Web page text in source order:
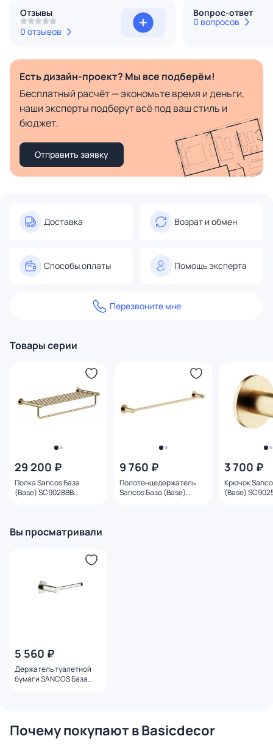
Отзывы
0 отзывов
Вопрос-ответ
0 вопросов
Есть дизайн-проект? Мы все подберём!
Бесплатный расчёт — экономьте время и деньги,
наши эксперты подберут всё под ваш стиль и
бюджет.
Отправить заявку
Доставка Возрат и обмен
Способы оплаты Помощь эксперта
Перезвоните мне
Товары серии
29 200 ₽
Полка Sancos База
(Base) SC9028BB
9 760 ₽
Полотенцедержатель
Sancos База (Base)
3 700 ₽
Крючок
(Base)
Вы просматривали
5 560 ₽
Держатель туалетной
бумаги SANCOS База
Почему покупают в Basicdecor